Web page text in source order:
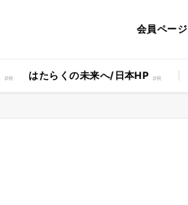
会員ページ
はたらくの未来へ/日本HP